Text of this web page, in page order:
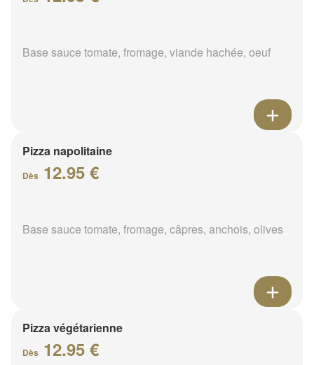
Base sauce tomate, fromage, viande hachée, oeuf
Pizza napolitaine
Dès 12.95 €
Base sauce tomate, fromage, câpres, anchois, olives
Pizza végétarienne
Dès 12.95 €